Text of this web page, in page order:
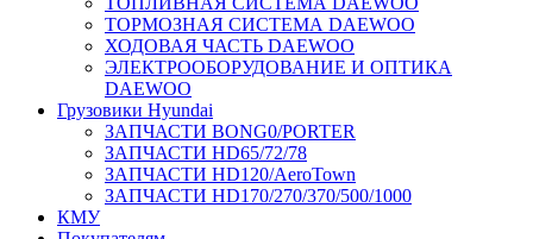
ТОРМОЗНАЯ СИСТЕМА DAEWOO
ХОДОВАЯ ЧАСТЬ DAEWOO
ЭЛЕКТРООБОРУДОВАНИЕ И ОПТИКА
DAEWOO
Грузовики Hyundai
ЗАПЧАСТИ BONG0/PORTER
ЗАПЧАСТИ HD65/72/78
ЗАПЧАСТИ HD120/AeroTown
ЗАПЧАСТИ HD170/270/370/500/1000
КМУ